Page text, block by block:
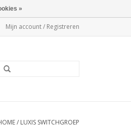
Mijn account / Registreren
/ LUXIS SWITCHGROEP
»